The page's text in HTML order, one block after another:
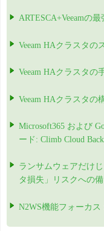
ARTESCA+Veeamの
Veeam HAクラスタの
Veeam HAクラスタの
Veeam HAクラスタの
Microsoft365 および
ード: Climb Cloud
ランサムウェアだけじ
タ損失」リスクへの備
N2WS機能フォーカ